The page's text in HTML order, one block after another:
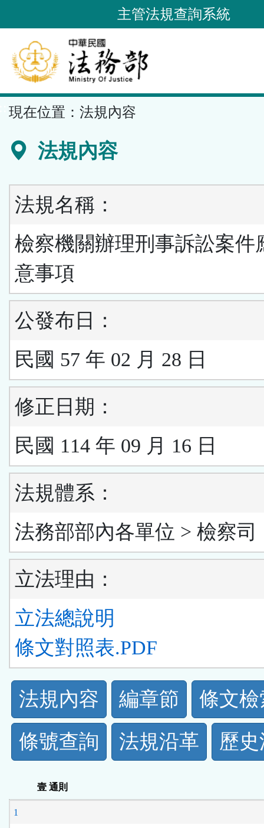
到
要
內
容
區
主管法規查詢系統
現在位置： 法規內容
法規內容
法規名稱：
檢察機關辦理刑事訴訟案件
意事項
公發布日：
民國 57 年 02 月 28 日
修正日期：
民國 114 年 09 月 16 日
法規體系：
法務部部內各單位 > 檢察司
立法理由：
立法總說明
條文對照表.PDF
法
規
功
按
法規內容 編章節
條文檢
條號查詢
法規沿革 歷
壹 通則
1